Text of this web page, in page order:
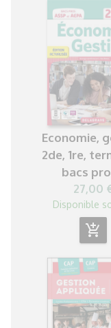
Economie,
2de, 1re,
bacs
27,00
Disponible
add_shopping_cart